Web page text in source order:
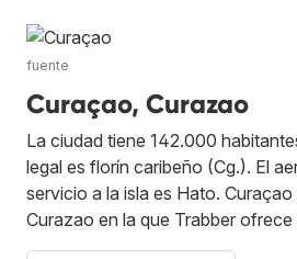
fuente
Curaçao, Curazao
La ciudad tiene 142.000
legal es florín caribeño (Cg.). El
servicio a la isla es Hato. Curaçao
Curazao en la que Trabber